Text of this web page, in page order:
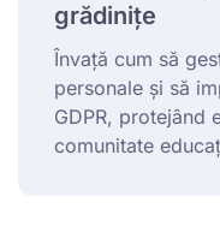
grădinițe
Învață cum să
personale și să
GDPR, protejând
comunitate